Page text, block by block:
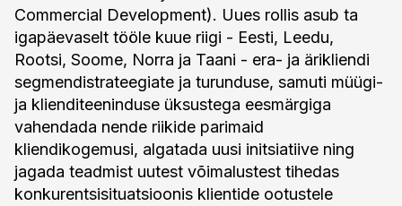
Commercial Development). Uues rollis asub ta
igapäevaselt tööle kuue riigi - Eesti, Leedu,
Rootsi, Soome, Norra ja Taani - era- ja ärikliendi
segmendistrateegiate ja turunduse, samuti müügi-
ja klienditeeninduse üksustega eesmärgiga
vahendada nende riikide parimaid
kliendikogemusi, algatada uusi initsiatiive ning
jagada teadmist uutest võimalustest tihedas
konkurentsisituatsioonis klientide ootustele